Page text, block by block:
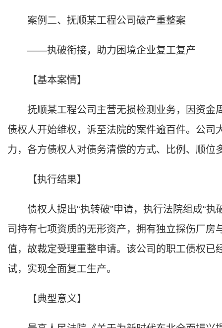
案例二、抚顺某工程公司破产重整案
——执破衔接，助力困境企业复工复产
【基本案情】
抚顺某工程公司主营无损检测业务，因资金
债权人开始维权，诉至法院的案件逾百件。公
力，各方债权人对债务清偿的方式、比例、顺
【执行结果】
债权人提出“执转破”申请，执行法院组成“执
司持有七项资质的无形资产，拥有独立探伤厂
值，故裁定受理重整申请。该公司的职工债权
试，实现全面复工生产。
【典型意义】